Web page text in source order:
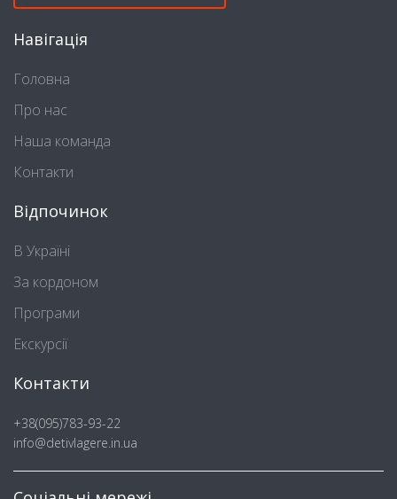
Навігація
Головна
Про нас
Наша команда
Контакти
Відпочинок
В Україні
За кордоном
Програми
Екскурсії
Контакти
+38(095)783-93-22
info@detivlagere.in.ua